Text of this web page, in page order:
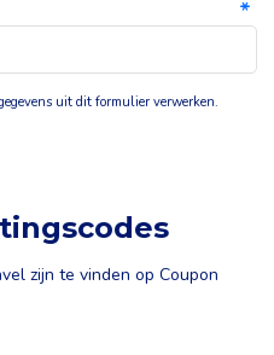
uit dit formulier verwerken.
zijn te vinden op Coupon